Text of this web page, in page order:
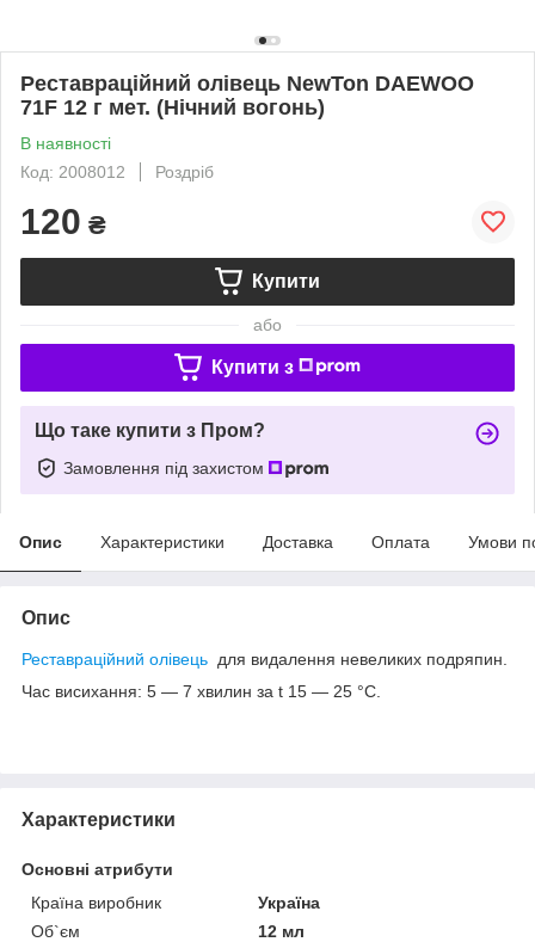
Реставраційний олівець NewTon DAEWOO
71F 12 г мет. (Нічний вогонь)
В наявності
Код: 2008012
Роздріб
120 ₴
Купити
або
Купити з
Що таке купити з Пром?
Замовлення під захистом
Опис Характеристики Доставка Оплата Умови
Опис
Реставраційний олівець для видалення невеликих подряпин.
Час висихання: 5 — 7 хвилин за t 15 — 25 °C.
Характеристики
Основні атрибути
Країна виробник
Україна
Об`єм
12 мл